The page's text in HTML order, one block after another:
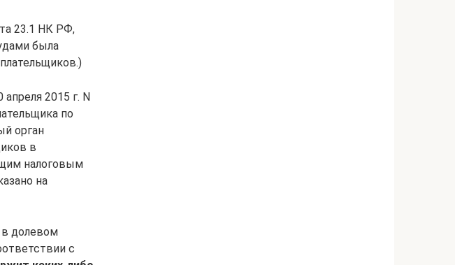
23.1 НК РФ,
была
2015 г. N
по
орган
в
налоговым
на
в долевом
с